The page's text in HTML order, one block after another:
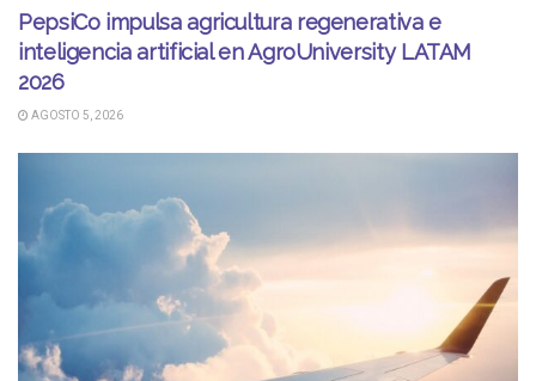
PepsiCo impulsa agricultura regenerativa e
inteligencia artificial en AgroUniversity LATAM
2026
AGOSTO 5, 2026